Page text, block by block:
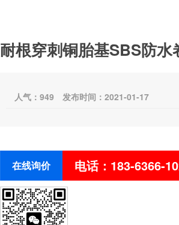
耐根穿刺铜胎基SBS防水
人气： 949 发布时间：2021-01-17
在线询价 电话：183-6366-